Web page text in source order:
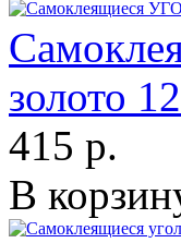
золото
415 р.
В